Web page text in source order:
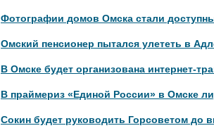
Фотографии домов Омска стали
Омский пенсионер пытался улететь в
В Омске будет организована интернет-
В праймериз «Единой России» в Омске
Сокин будет руководить Горсоветом до